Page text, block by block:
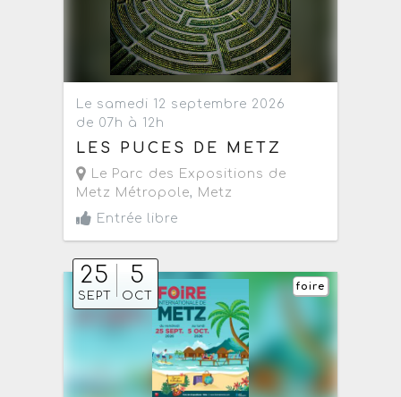
Le samedi 12 septembre 2026
de 07h à 12h
LES PUCES DE METZ
Le Parc des Expositions de
Metz Métropole, Metz
Entrée libre
25
SEPT
5
OCT
foire